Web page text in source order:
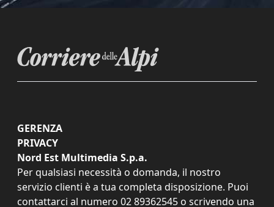
GERENZA
PRIVACY
Nord Est Multimedia S.p.a.
Per qualsiasi necessità o domanda, il nostro
servizio clienti è a tua completa disposizione. Puoi
contattarci al numero 02 89362545 o scrivendo una